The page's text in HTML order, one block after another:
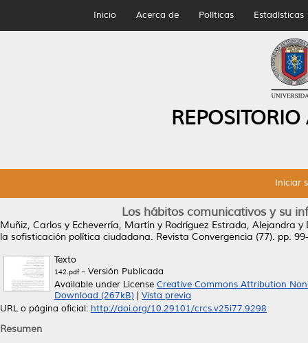
Inicio Acerca de Políticas Estadísticas
Iniciar
Los hábitos comunicativos y su
Muñiz, Carlos y Echeverría, Martín y Rodríguez Estrada, Alejandra y
la sofisticación política ciudadana. Revista Convergencia (77). pp.
Texto
142.pdf- Versión Publicada
Available under License Creative Commons Attribution
Download (267kB)
Vista previa
URL o página oficial: http://doi.org/10.29101/crcs.v25i77.9298
Resumen